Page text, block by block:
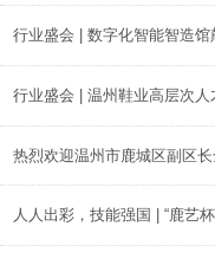
行业盛会 | 数字化智能智造
行业盛会 | 温州鞋业高层次人
热烈欢迎温州市鹿城区副区长
人人出彩，技能强国 | “鹿艺